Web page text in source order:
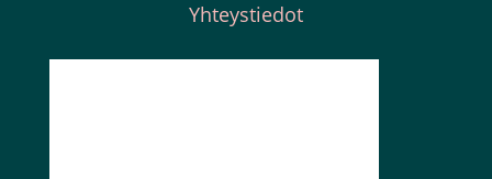
Yhteystiedot